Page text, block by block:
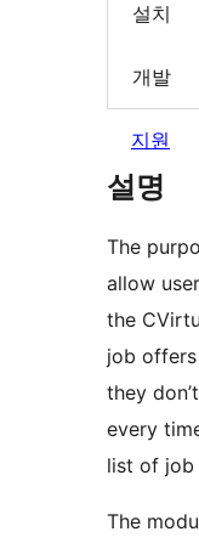
설치
개발
지원
설명
The
allow
the
job
they
every
list of job
The